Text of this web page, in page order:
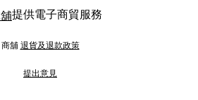
提供電子商貿服務
商舖 退貨及退款政策
提出意見